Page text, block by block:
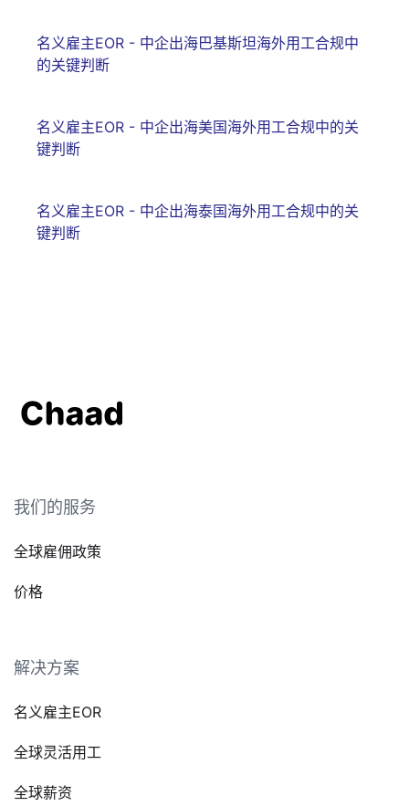
名义雇主EOR - 中企出海巴基斯坦海外用工合规中
的关键判断
名义雇主EOR - 中企出海美国海外用工合规中的关
键判断
名义雇主EOR - 中企出海泰国海外用工合规中的关
键判断
我们的服务
全球雇佣政策
价格
解决方案
名义雇主EOR
全球灵活用工
全球薪资